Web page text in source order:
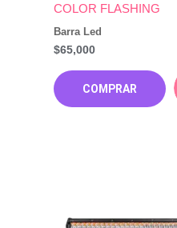
Barra Led
COLOR FLASHING
COMPRAR
$65,000